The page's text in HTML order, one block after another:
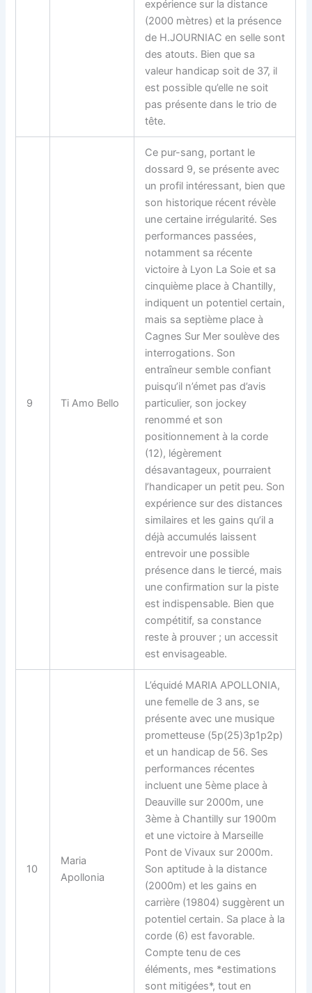
expérience sur la distance
(2000 mètres) et la présence
de H.JOURNIAC en selle sont
des atouts. Bien que sa
valeur handicap soit de 37, il
est possible qu’elle ne soit
pas présente dans le trio de
tête.
9 Ti Amo Bello
Ce pur-sang, portant le
dossard 9, se présente avec
un profil intéressant, bien que
son historique récent révèle
une certaine irrégularité. Ses
performances passées,
notamment sa récente
victoire à Lyon La Soie et sa
cinquième place à Chantilly,
indiquent un potentiel certain,
mais sa septième place à
Cagnes Sur Mer soulève des
interrogations. Son
entraîneur semble confiant
puisqu’il n’émet pas d’avis
particulier, son jockey
renommé et son
positionnement à la corde
(12), légèrement
désavantageux, pourraient
l’handicaper un petit peu. Son
expérience sur des distances
similaires et les gains qu’il a
déjà accumulés laissent
entrevoir une possible
présence dans le tiercé, mais
une confirmation sur la piste
est indispensable. Bien que
compétitif, sa constance
reste à prouver ; un accessit
est envisageable.
10
Maria
Apollonia
L’équidé MARIA APOLLONIA,
une femelle de 3 ans, se
présente avec une musique
prometteuse (5p(25)3p1p2p)
et un handicap de 56. Ses
performances récentes
incluent une 5ème place à
Deauville sur 2000m, une
3ème à Chantilly sur 1900m
et une victoire à Marseille
Pont de Vivaux sur 2000m.
Son aptitude à la distance
(2000m) et les gains en
carrière (19804) suggèrent un
potentiel certain. Sa place à la
corde (6) est favorable.
Compte tenu de ces
éléments, mes *estimations
sont mitigées*, tout en